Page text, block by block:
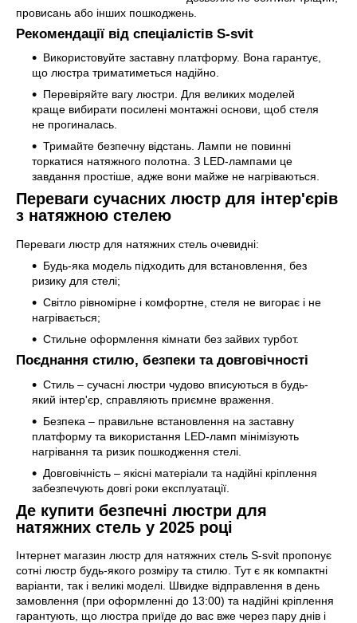
провисань або інших пошкоджень.
Рекомендації від спеціалістів S-svit
Використовуйте заставну платформу. Вона гарантує,
що люстра триматиметься надійно.
Перевіряйте вагу люстри. Для великих моделей
краще вибирати посилені монтажні основи, щоб стеля
не прогиналась.
Тримайте безпечну відстань. Лампи не повинні
торкатися натяжного полотна. З LED-лампами це
завдання простіше, адже вони майже не нагріваються.
Переваги сучасних люстр для інтер'єрів
з натяжною стелею
Переваги люстр для натяжних стель очевидні:
Будь-яка модель підходить для встановлення, без
ризику для стелі;
Світло рівномірне і комфортне, стеля не вигорає і не
нагрівається;
Стильне оформлення кімнати без зайвих турбот.
Поєднання стилю, безпеки та довговічності
Стиль – сучасні люстри чудово вписуються в будь-
який інтер'єр, справляють приємне враження.
Безпека – правильне встановлення на заставну
платформу та використання LED-ламп мінімізують
нагрівання та ризик пошкодження стелі.
Довговічність – якісні матеріали та надійні кріплення
забезпечують довгі роки експлуатації.
Де купити безпечні люстри для
натяжних стель у 2025 році
Інтернет магазин люстр для натяжних стель S-svit пропонує
сотні люстр будь-якого розміру та стилю. Тут є як компактні
варіанти, так і великі моделі. Швидке відправлення в день
замовлення (при оформленні до 13:00) та надійні кріплення
гарантують, що люстра приїде до вас вже через пару днів і